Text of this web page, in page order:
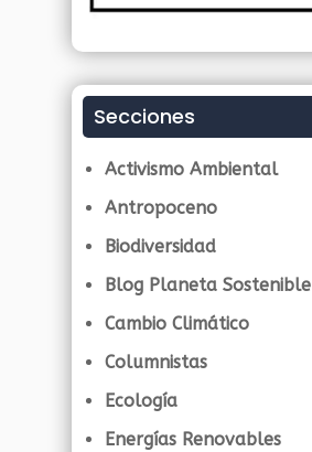
Secciones
Activismo Ambiental
Antropoceno
Biodiversidad
Blog Planeta Sostenible
Cambio Climático
Columnistas
Ecología
Energías Renovables